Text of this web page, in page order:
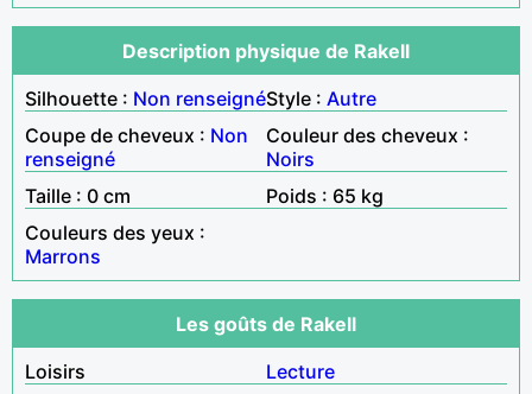
Description physique de Rakell
Silhouette : Non renseignéStyle : Autre
Coupe de cheveux : Non
renseigné
Couleur des cheveux :
Noirs
Taille : 0 cm
Poids : 65 kg
Couleurs des yeux :
Marrons
Les goûts de Rakell
Loisirs
Lecture